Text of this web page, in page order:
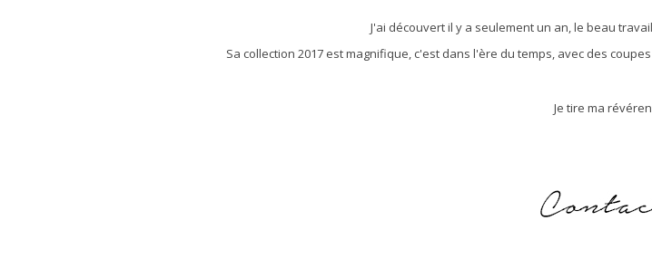
J'ai découvert il y a seulement un an, le beau
Sa collection 2017 est magnifique, c'est dans l'ère du temps, avec des
Je tire ma